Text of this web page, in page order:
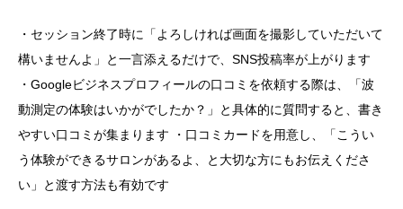
・セッション終了時に「よろしければ画面を撮影していただいて
構いませんよ」と一言添えるだけで、SNS投稿率が上がります
・Googleビジネスプロフィールの口コミを依頼する際は、「波
動測定の体験はいかがでしたか？」と具体的に質問すると、書き
やすい口コミが集まります ・口コミカードを用意し、「こうい
う体験ができるサロンがあるよ、と大切な方にもお伝えくださ
い」と渡す方法も有効です